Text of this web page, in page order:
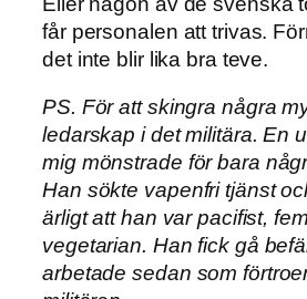
får personalen att trivas.
det inte blir lika bra teve.
PS. För att skingra några
ledarskap i det militära. En
mig mönstrade för bara
Han sökte vapenfri tjänst
ärligt att han var pacifist,
vegetarian. Han fick gå
arbetade sedan som